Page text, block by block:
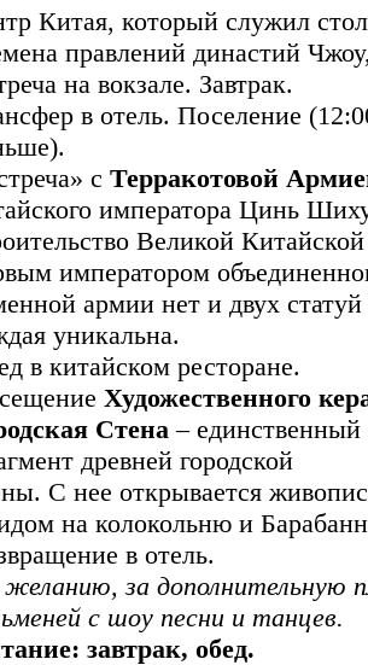
Китая, который служил
правлений династий
на вокзале. Завтрак.
в отель. Поселение
с Терракотовой
императора Цинь
Великой
императором
армии нет и двух
уникальна.
в китайском ресторане.
Художественного
Стена –
древней городской
С нее открывается
на колокольню и
в отель.
за дополнительную
с шоу песни и танцев.
завтрак, обед.